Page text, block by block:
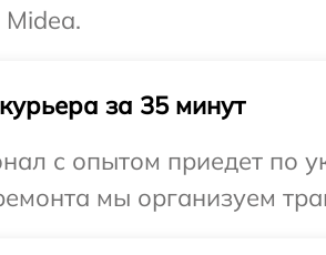
Midea.
за 35 минут
с опытом приедет по
мы организуем